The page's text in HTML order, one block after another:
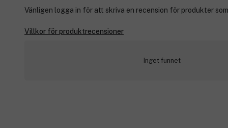
Vänligen logga in för att skriva en recension för produkter
Villkor för produktrecensioner
Inget funnet